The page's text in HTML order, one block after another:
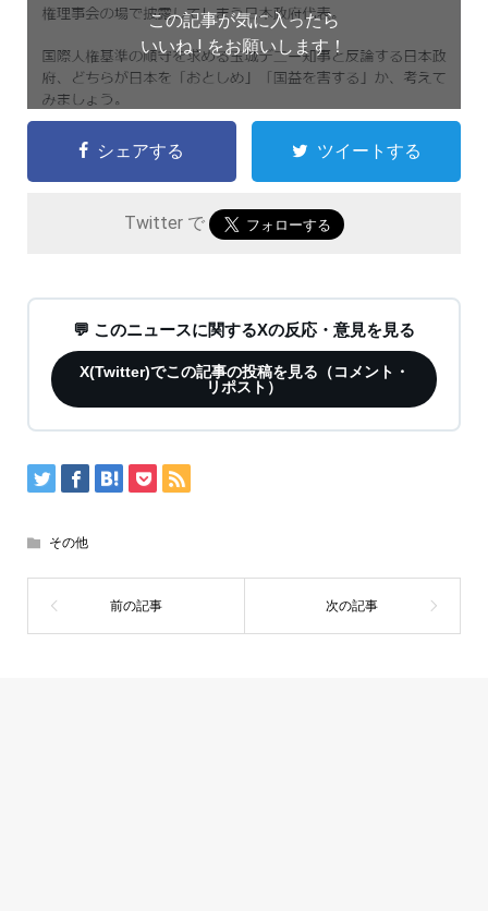
この記事が気に入ったら
いいね ! をお願いします！
シェアする ツイートする
Twitter で
💬 このニュースに関するXの反応・意見を見る
X(Twitter)でこの記事の投稿を見る（コメント・
リポスト）
その他